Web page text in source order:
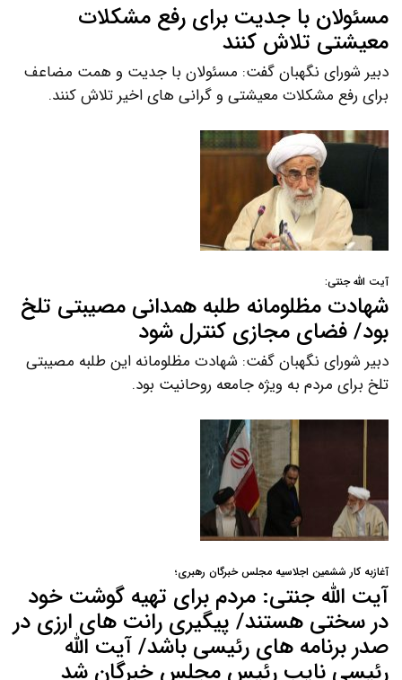
مسئولان با جدیت برای رفع مشکلات
معیشتی تلاش کنند
دبیر شورای نگهبان گفت: مسئولان با جدیت و همت مضاعف
برای رفع مشکلات معیشتی و گرانی های اخیر تلاش کنند.
آیت الله جنتی:
شهادت مظلومانه طلبه همدانی مصیبتی تلخ
بود/ فضای مجازی کنترل شود
دبیر شورای نگهبان گفت: شهادت مظلومانه این طلبه مصیبتی
تلخ برای مردم به ویژه جامعه روحانیت بود.
آغازبه کار ششمین اجلاسیه مجلس خبرگان رهبری؛
آیت الله جنتی: مردم برای تهیه گوشت خود
در سختی هستند/ پیگیری رانت های ارزی در
صدر برنامه های رئیسی باشد/ آیت الله
رئیسی نایب رئیس مجلس خبرگان شد